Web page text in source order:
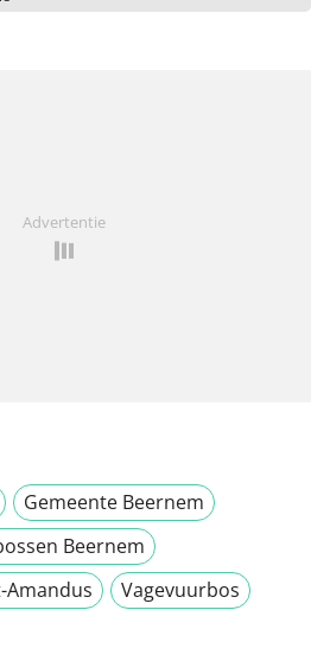
Advertentie
Gemeente Beernem
Beernem
Amandus
Vagevuurbos